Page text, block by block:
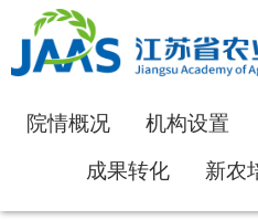
院情概况 机构设置
成果转化
新农